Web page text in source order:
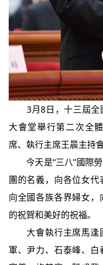
3月8日，十三屆全
大會堂舉行第二次全
席、執行主席王晨主持
今天是“三八”國際勞
團的名義，向各位女代
向全國各族各界婦女，
的祝賀和美好的祝福。
大會執行主席馬逢
軍、尹力、石泰峰、